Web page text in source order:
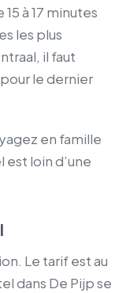
à 17 minutes
les plus
il faut
le dernier
en famille
loin d’une
Le tarif est au
dans De Pijp se